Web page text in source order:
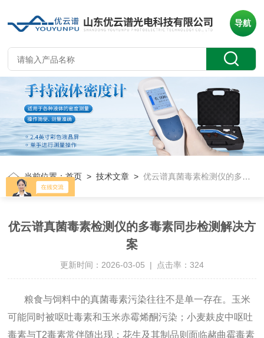
导航
当前位置：首页 >技术文章 >优云谱真菌毒素检测仪的多毒素同步检测解决方案
优云谱真菌毒素检测仪的多毒素同步检测解决方
案
更新时间：2026-03-05 | 点击率：324
粮食与饲料中的真菌毒素污染往往不是单一存在。玉米
可能同时被呕吐毒素和玉米赤霉烯酮污染；小麦麸皮中呕吐
毒素与T2毒素常伴随出现；花生及其制品则面临赭曲霉毒素